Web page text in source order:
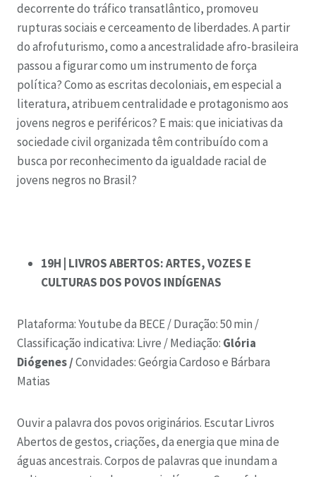
decorrente do tráfico transatlântico, promoveu
rupturas sociais e cerceamento de liberdades. A partir
do afrofuturismo, como a ancestralidade afro-brasileira
passou a figurar como um instrumento de força
política? Como as escritas decoloniais, em especial a
literatura, atribuem centralidade e protagonismo aos
jovens negros e periféricos? E mais: que iniciativas da
sociedade civil organizada têm contribuído com a
busca por reconhecimento da igualdade racial de
jovens negros no Brasil?
19H | LIVROS ABERTOS: ARTES, VOZES E
CULTURAS DOS POVOS INDÍGENAS
Plataforma: Youtube da BECE /Duração: 50 min /
Classificação indicativa: Livre /Mediação: Glória
Diógenes /Convidades:Geórgia Cardoso e Bárbara
Matias
Ouvir a palavra dos povos originários. Escutar Livros
Abertos de gestos, criações, da energia que mina de
águas ancestrais. Corpos de palavras que inundam a